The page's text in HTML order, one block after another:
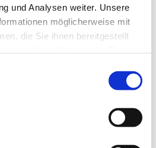
und Analysen weiter. Unsere
möglicherweise mit
die Sie ihnen bereitgestellt
die einen Kuchen
Stand aushelfen möchten.
(einfachen) Kuchen
Sie am 09.05.2026 ein paar